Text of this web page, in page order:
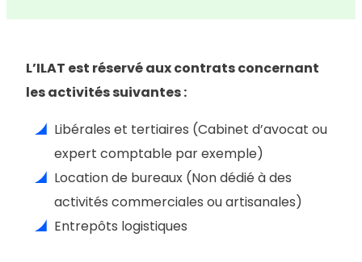
L’ILAT est réservé aux contrats concernant
les activités suivantes :
Libérales et tertiaires (Cabinet d’avocat ou
expert comptable par exemple)
Location de bureaux (Non dédié à des
activités commerciales ou artisanales)
Entrepôts logistiques